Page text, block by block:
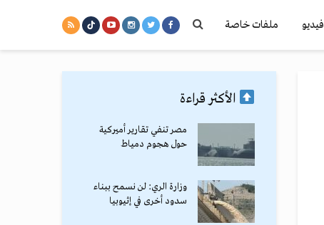
فيديو ملفات خاصة
الأكثر قراءة
مصر تنفي تقارير أميركية
حول هجوم دمياط
وزارة الري: لن نسمح ببناء
سدود أخرى في إثيوبيا